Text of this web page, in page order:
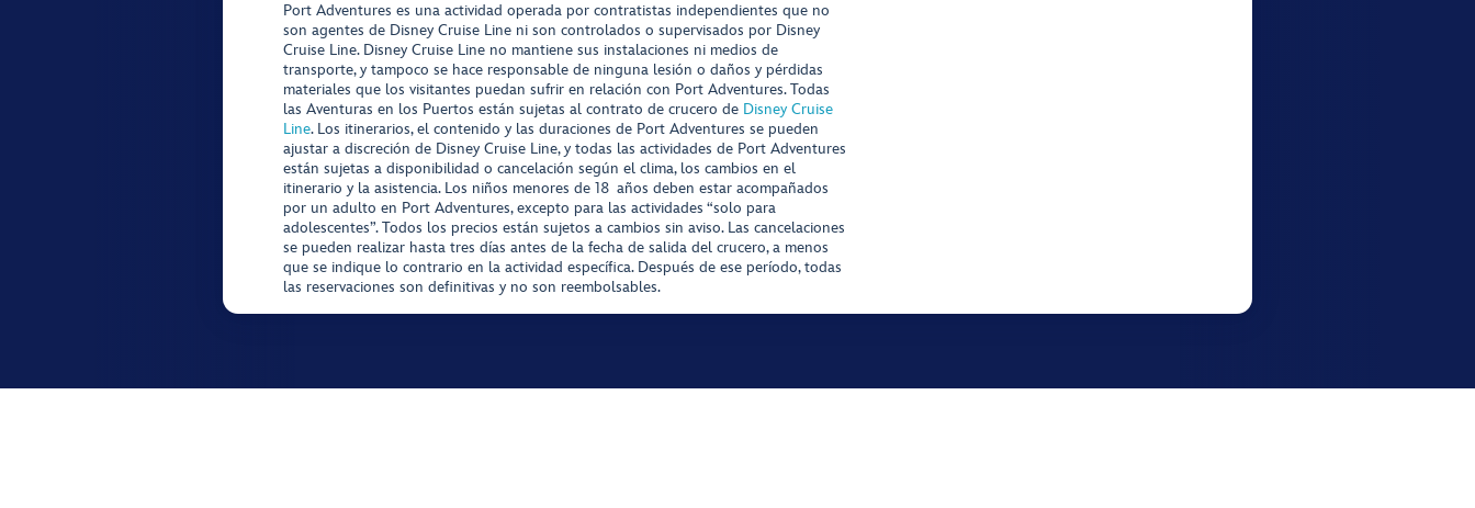
Port Adventures es una actividad operada por contratistas independientes que no
son agentes de Disney Cruise Line ni son controlados o supervisados por Disney
Cruise Line. Disney Cruise Line no mantiene sus instalaciones ni medios de
transporte, y tampoco se hace responsable de ninguna lesión o daños y pérdidas
materiales que los visitantes puedan sufrir en relación con Port Adventures. Todas
las Aventuras en los Puertos están sujetas al contrato de crucero de Disney Cruise
Line. Los itinerarios, el contenido y las duraciones de Port Adventures se pueden
ajustar a discreción de Disney Cruise Line, y todas las actividades de Port Adventures
están sujetas a disponibilidad o cancelación según el clima, los cambios en el
itinerario y la asistencia. Los niños menores de 18 años deben estar acompañados
por un adulto en Port Adventures, excepto para las actividades “solo para
adolescentes”. Todos los precios están sujetos a cambios sin aviso. Las cancelaciones
se pueden realizar hasta tres días antes de la fecha de salida del crucero, a menos
que se indique lo contrario en la actividad específica. Después de ese período, todas
las reservaciones son definitivas y no son reembolsables.